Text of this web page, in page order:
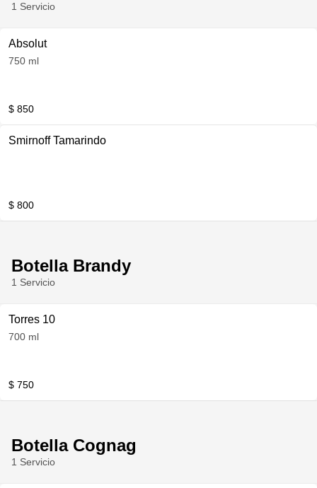
1 Servicio
Absolut
750 ml
$ 850
Smirnoff Tamarindo
$ 800
Botella Brandy
1 Servicio
Torres 10
700 ml
$ 750
Botella Cognag
1 Servicio